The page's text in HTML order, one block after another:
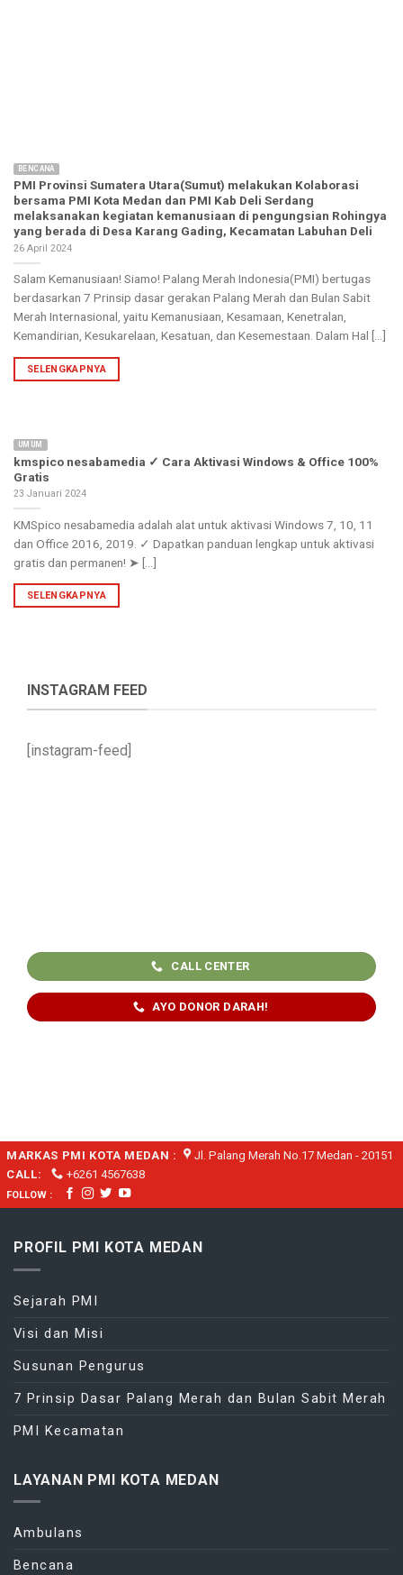
BENCANA
PMI Provinsi Sumatera Utara(Sumut) melakukan Kolaborasi
bersama PMI Kota Medan dan PMI Kab Deli Serdang
melaksanakan kegiatan kemanusiaan di pengungsian Rohingya
yang berada di Desa Karang Gading, Kecamatan Labuhan Deli
26 April 2024
Salam Kemanusiaan! Siamo! Palang Merah Indonesia(PMI) bertugas
berdasarkan 7 Prinsip dasar gerakan Palang Merah dan Bulan Sabit
Merah Internasional, yaitu Kemanusiaan, Kesamaan, Kenetralan,
Kemandirian, Kesukarelaan, Kesatuan, dan Kesemestaan. Dalam Hal [...]
SELENGKAPNYA
UMUM
kmspico nesabamedia ✓ Cara Aktivasi Windows & Office 100%
Gratis
23 Januari 2024
KMSpico nesabamedia adalah alat untuk aktivasi Windows 7, 10, 11
dan Office 2016, 2019. ✓ Dapatkan panduan lengkap untuk aktivasi
gratis dan permanen! ➤ [...]
SELENGKAPNYA
INSTAGRAM FEED
[instagram-feed]
CALL CENTER
AYO DONOR DARAH!
MARKAS PMI KOTA MEDAN :
Jl. Palang Merah No.17 Medan - 20151
CALL:
+6261 4567638
FOLLOW :
PROFIL PMI KOTA MEDAN
Sejarah PMI
Visi dan Misi
Susunan Pengurus
7 Prinsip Dasar Palang Merah dan Bulan Sabit Merah
PMI Kecamatan
LAYANAN PMI KOTA MEDAN
Ambulans
Bencana